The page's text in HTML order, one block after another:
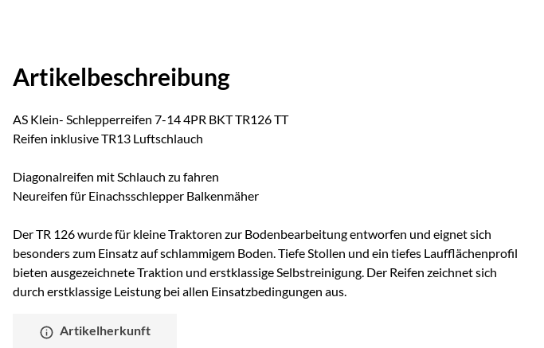
Artikelbeschreibung
AS Klein- Schlepperreifen 7-14 4PR BKT TR126 TT
Reifen inklusive TR13 Luftschlauch
Diagonalreifen mit Schlauch zu fahren
Neureifen für Einachsschlepper Balkenmäher
Der TR 126 wurde für kleine Traktoren zur Bodenbearbeitung entworfen und eignet sich
besonders zum Einsatz auf schlammigem Boden. Tiefe Stollen und ein tiefes Laufflächenprofil
bieten ausgezeichnete Traktion und erstklassige Selbstreinigung. Der Reifen zeichnet sich
durch erstklassige Leistung bei allen Einsatzbedingungen aus.
Artikelherkunft